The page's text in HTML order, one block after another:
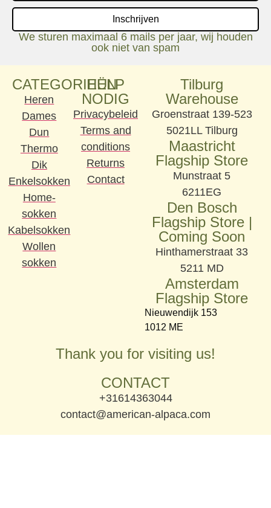
Inschrijven
We sturen maximaal 6 mails per jaar, wij houden
ook niet van spam
CATEGORIEËN
Heren
Dames
Dun
Thermo
Dik
Enkelsokken
Home-
sokken
Kabelsokken
Wollen
sokken
HULP
NODIG
Privacybeleid
Terms and
conditions
Returns
Contact
Tilburg
Warehouse
Groenstraat 139-523
5021LL Tilburg
Maastricht
Flagship Store
Munstraat 5
6211EG
Den Bosch
Flagship Store |
Coming Soon
Hinthamerstraat 33
5211 MD
Amsterdam
Flagship Store
Nieuwendijk 153
1012 ME
Thank you for visiting us!
CONTACT
+31614363044
contact@american-alpaca.com